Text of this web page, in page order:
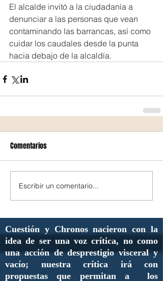
El alcalde invitó a la ciudadanía a
denunciar a las personas que vean
contaminando las barrancas, así como
cuidar los caudales desde la punta
hacia debajo de la alcaldía.
Comentarios
Escribir un comentario...
Cuestión y Chronos nacieron con la
idea de ser una voz crítica, no como
una acción de desprestigio visceral y
vacío; nuestra crítica irá con
propuestas que permitan a los